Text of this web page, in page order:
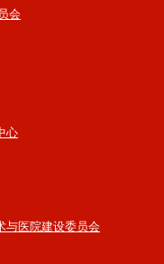
会
心
与医院建设委员会